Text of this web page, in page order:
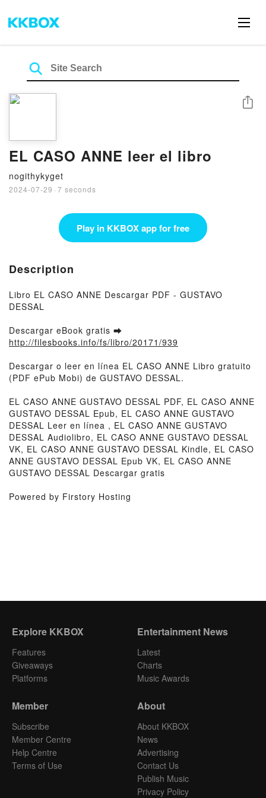
EL CASO ANNE leer el libro
nogithykyget
2024-07-29 · 7 seconds
Share
Play in KKBOX app for free
Description
Libro EL CASO ANNE Descargar PDF - GUSTAVO
DESSAL
Descargar eBook gratis ➡
http://filesbooks.info/fs/libro/20171/939
Descargar o leer en línea EL CASO ANNE Libro gratuito
(PDF ePub Mobi) de GUSTAVO DESSAL.
EL CASO ANNE GUSTAVO DESSAL PDF, EL CASO ANNE
GUSTAVO DESSAL Epub, EL CASO ANNE GUSTAVO
DESSAL Leer en línea , EL CASO ANNE GUSTAVO
DESSAL Audiolibro, EL CASO ANNE GUSTAVO DESSAL
VK, EL CASO ANNE GUSTAVO DESSAL Kindle, EL CASO
ANNE GUSTAVO DESSAL Epub VK, EL CASO ANNE
GUSTAVO DESSAL Descargar gratis
Powered by Firstory Hosting
Explore KKBOX
Features
Giveaways
Platforms
Entertainment News
Latest
Charts
Music Awards
Member
Subscribe
Member Centre
Help Centre
Terms of Use
About
About KKBOX
News
Advertising
Contact Us
Publish Music
Privacy Policy